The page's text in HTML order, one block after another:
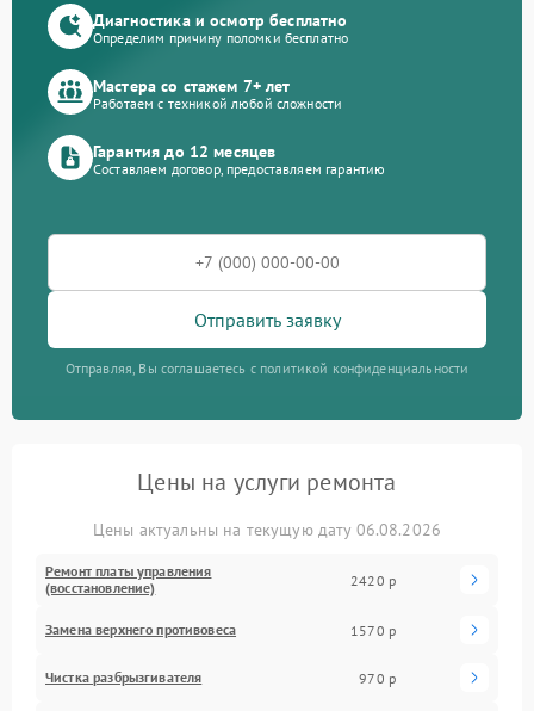
Диагностика и осмотр бесплатно
Определим причину поломки бесплатно
Мастера со стажем 7+ лет
Работаем с техникой любой сложности
Гарантия до 12 месяцев
Составляем договор, предоставляем гарантию
Отправить заявку
Отправляя, Вы соглашаетесь с политикой конфиденциальности
Цены на услуги ремонта
Цены актуальны на текущую дату 06.08.2026
Ремонт платы управления
(восстановление)
2420 р
Замена верхнего противовеса 1570 р
Чистка разбрызгивателя 970 р